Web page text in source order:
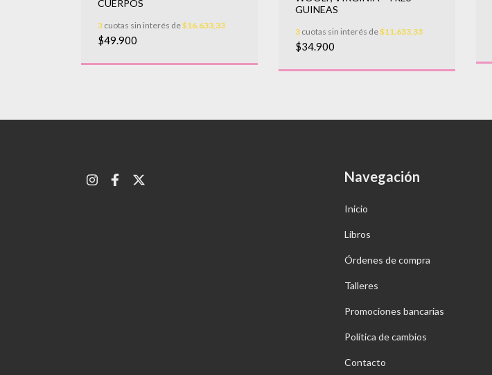
CUERPOS
3 cuotas sin interés de$16.633,33
$49.900
GUINEAS
3 cuotas sin interés de$11.633,33
$34.900
Navegación
Inicio
Libros
Órdenes de compra
Talleres
Promociones bancarias
Política de cambios
Contacto